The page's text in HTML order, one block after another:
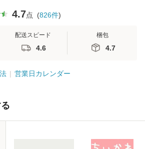
4.7点 (826件)
配送スピード
4.6
梱包
4.7
営業日カレンダー